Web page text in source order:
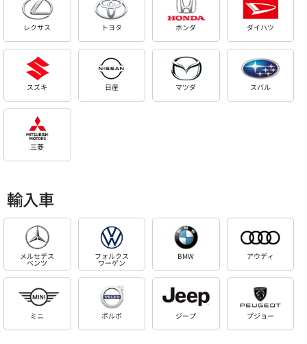
レクサス トヨタ ホンダ ダイハツ
スズキ 日産 マツダ スバル
三菱
輸入車
メルセデス
ベンツ
フォルクス
ワーゲン
BMW アウディ
ミニ ボルボ ジープ プジョー